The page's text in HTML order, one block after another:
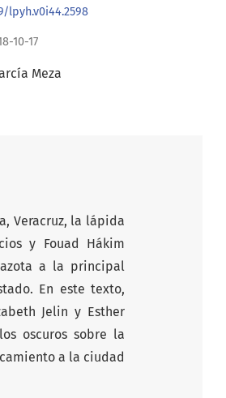
lpyh.v0i44.2598
10-17
Meza
Veracruz, la lápida
y Fouad Hákim
a la principal
En este texto,
Jelin y Esther
oscuros sobre la
a la ciudad